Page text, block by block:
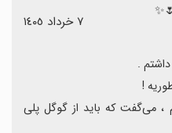
است.
می‌شود و برخی کاربران
نسخه‌های آینده با کاهش
با بهبودهای کوچک می‌تواند
دهد.
٧ خرداد ١٤٠٥